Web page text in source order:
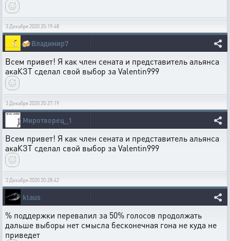
3 Декабря 2020 20:19:48
🍻Владимир7
Всем привет! Я как член сената и представитель альянса
акаКЗТ сделал свой выбор за Valentin999
3 Декабря 2020 20:27:19
Миротворец_1
Всем привет! Я как член сената и представитель альянса
акаКЗТ сделал свой выбор за Valentin999
3 Декабря 2020 20:28:42
klaus
% поддержки перевалил за 50% голосов продолжать
дальше выборы нет смысла бесконечная гона не куда не
приведет